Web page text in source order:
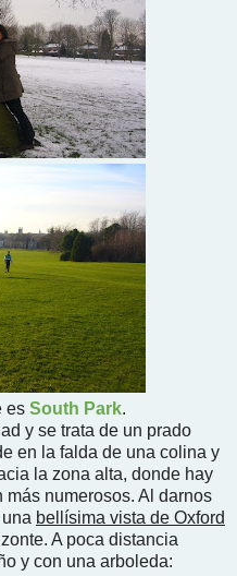
es South Park.
y se trata de un prado
en la falda de una colina y
la zona alta, donde hay
numerosos. Al darnos
bellísima vista de Oxford
A poca distancia
y con una arboleda: